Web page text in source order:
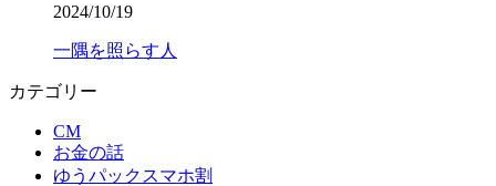
2024/10/19
一隅を照らす人
カテゴリー
CM
お金の話
ゆうパックスマホ割